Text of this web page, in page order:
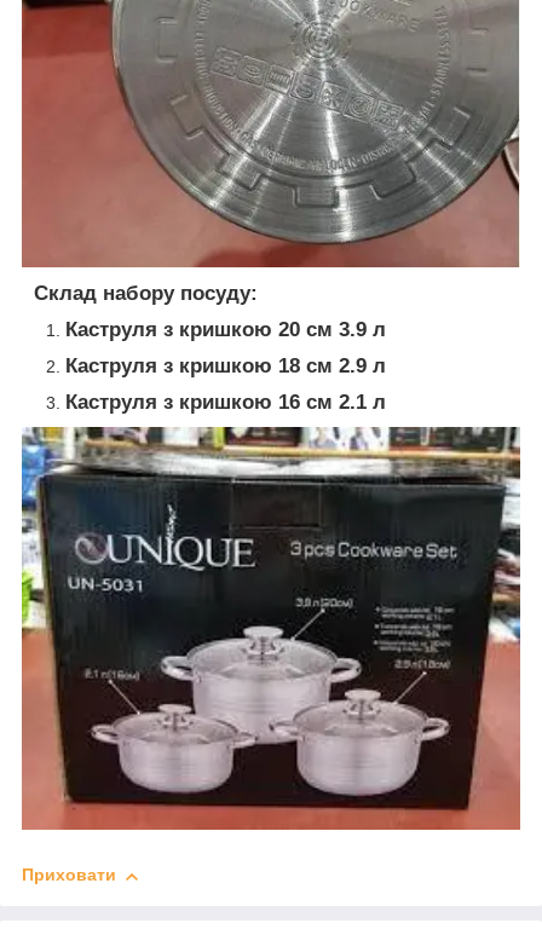
Склад набору посуду:
Каструля з кришкою 20 см 3.9 л
Каструля з кришкою 18 см 2.9 л
Каструля з кришкою 16 см 2.1 л
Приховати